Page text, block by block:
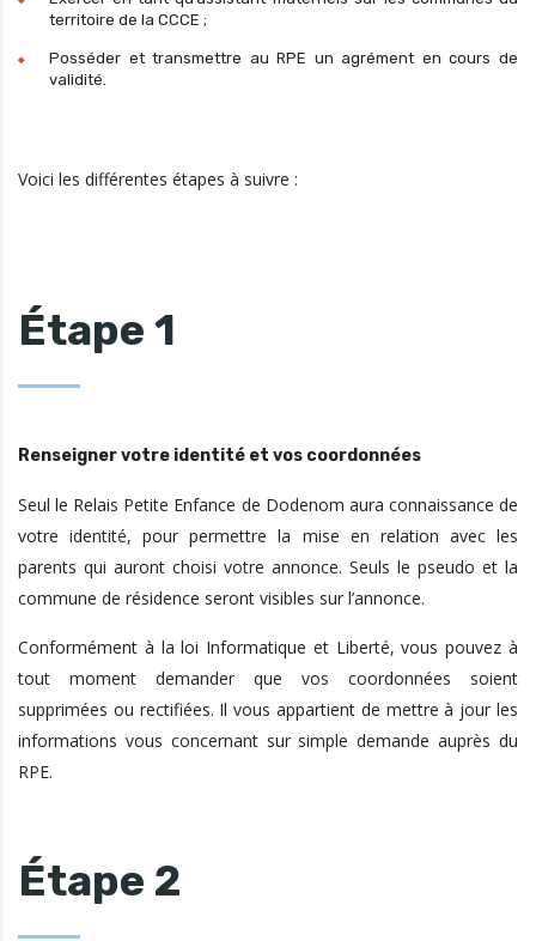
territoire de la CCCE ;
Posséder et transmettre au RPE un agrément en cours de
validité.
Voici les différentes étapes à suivre :
Étape 1
Renseigner votre identité et vos coordonnées
Seul le Relais Petite Enfance de Dodenom aura connaissance de
votre identité, pour permettre la mise en relation avec les
parents qui auront choisi votre annonce. Seuls le pseudo et la
commune de résidence seront visibles sur l’annonce.
Conformément à la loi Informatique et Liberté, vous pouvez à
tout moment demander que vos coordonnées soient
supprimées ou rectifiées. Il vous appartient de mettre à jour les
informations vous concernant sur simple demande auprès du
RPE.
Étape 2